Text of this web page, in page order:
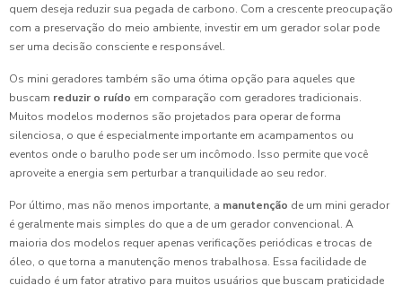
quem deseja reduzir sua pegada de carbono. Com a crescente preocupação
com a preservação do meio ambiente, investir em um gerador solar pode
ser uma decisão consciente e responsável.
Os mini geradores também são uma ótima opção para aqueles que
buscam reduzir o ruído em comparação com geradores tradicionais.
Muitos modelos modernos são projetados para operar de forma
silenciosa, o que é especialmente importante em acampamentos ou
eventos onde o barulho pode ser um incômodo. Isso permite que você
aproveite a energia sem perturbar a tranquilidade ao seu redor.
Por último, mas não menos importante, a manutenção de um mini gerador
é geralmente mais simples do que a de um gerador convencional. A
maioria dos modelos requer apenas verificações periódicas e trocas de
óleo, o que torna a manutenção menos trabalhosa. Essa facilidade de
cuidado é um fator atrativo para muitos usuários que buscam praticidade